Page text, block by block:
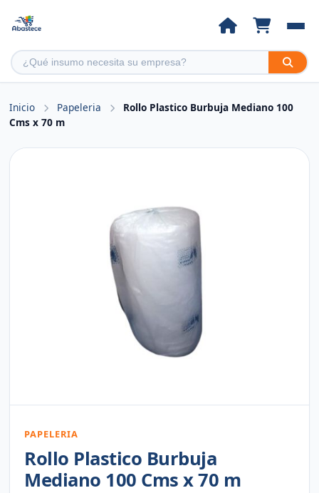
Inicio Papeleria
Rollo Plastico Burbuja Mediano 100
Cms x 70 m
PAPELERIA
Rollo Plastico Burbuja
Mediano 100 Cms x 70 m